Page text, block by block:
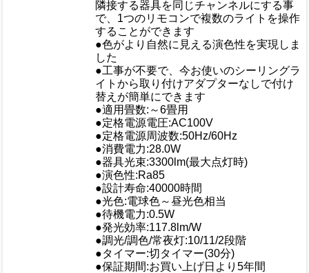
隣接する器具を同じチャンネルにする事
で、1つのリモコンで複数のライトを操作
することができます
●色がより自然に見える演色性を実現しま
した
●工事が不要で、今お使いのシーリングラ
イトから取り付けアダプターなしで付け
替えが簡単にできます
●適用畳数:～6畳用
●定格電源電圧:AC100V
●定格電源周波数:50Hz/60Hz
●消費電力:28.0W
●器具光束:3300lm(最大点灯時)
●演色性:Ra85
●設計寿命:40000時間
●光色:電球色～昼光色相当
●待機電力:0.5W
●発光効率:117.8lm/W
●調光/調色/常夜灯:10/11/2段階
●タイマー:切タイマー(30分)
●保証期間:お買い上げ日より5年間